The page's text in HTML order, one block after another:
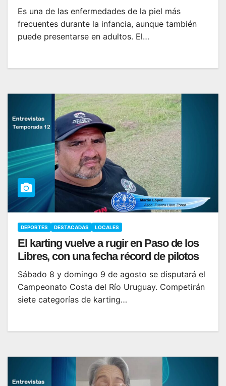
Es una de las enfermedades de la piel más
frecuentes durante la infancia, aunque también
puede presentarse en adultos. El…
DEPORTES DESTACADAS LOCALES
El karting vuelve a rugir en Paso de los
Libres, con una fecha récord de pilotos
Sábado 8 y domingo 9 de agosto se disputará el
Campeonato Costa del Río Uruguay. Competirán
siete categorías de karting…